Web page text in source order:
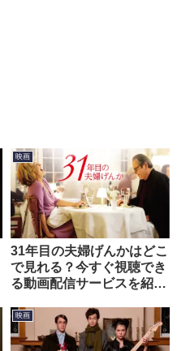
映画
31年目の夫婦げんかはどこ
で見れる？今すぐ視聴でき
る動画配信サービスを紹
映画